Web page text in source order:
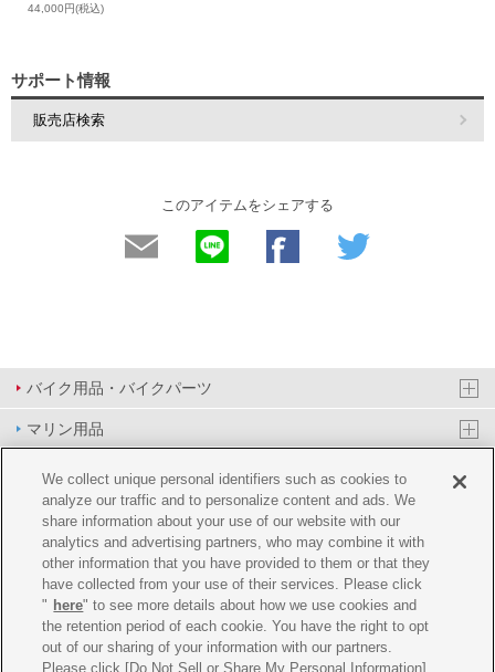
44,000円(税込)
サポート情報
販売店検索
このアイテムをシェアする
バイク用品・バイクパーツ
マリン用品
PAS/YPJ用品
その他用品
イベント&エンターテイメント
オンラインショップ
企業情報
We collect unique personal identifiers such as cookies to
analyze our traffic and to personalize content and ads. We
share information about your use of our website with our
analytics and advertising partners, who may combine it with
other information that you have provided to them or that they
have collected from your use of their services. Please click
" here" to see more details about how we use cookies and
the retention period of each cookie. You have the right to opt
out of our sharing of your information with our partners.
Please click [Do Not Sell or Share My Personal Information]